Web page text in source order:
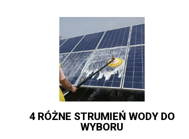
4 RÓŻNE STRUMIEŃ WODY DO
WYBORU